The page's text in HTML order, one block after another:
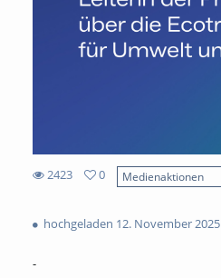
2423
views
0
Medienaktionen
hochgeladen 12. November 2025
-